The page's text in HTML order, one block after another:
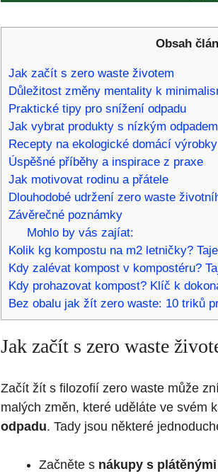
Obsah
Jak začít s zero waste životem
Důležitost změny mentality k
Praktické tipy pro snížení odpadu
Jak vybrat produkty s nízkým odpadem
Recepty na ekologické domácí výrobky
Úspěšné příběhy a inspirace z praxe
Jak motivovat rodinu a přátele
Dlouhodobé udržení zero waste
Závěrečné poznámky
Mohlo by vás zajíat:
Kolik kg kompostu na m2 letničky?
Kdy zalévat kompost v kompostéru?
Kdy prohazovat kompost? Klíč k
Bez obalu jak žít zero waste: 10 triků
Jak začít s zero waste
Začít žít s filozofií zero waste může
malých změn, které uděláte ve svém
odpadu. Tady jsou některé
Začněte s nákupy s